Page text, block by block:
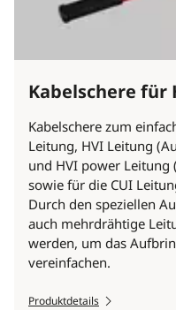
Kabelschere für
Kabelschere zum
Leitung, HVI Leitung
und HVI power Leitung
sowie für die CUI
Durch den speziellen
auch mehrdrähtige
werden, um das
vereinfachen.
Produktdetails